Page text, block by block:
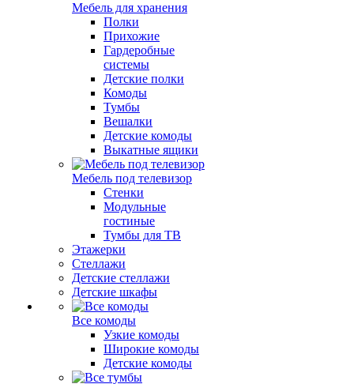
Мебель для хранения
Полки
Прихожие
Гардеробные
системы
Детские полки
Комоды
Тумбы
Вешалки
Детские комоды
Выкатные ящики
Мебель под телевизор
Стенки
Модульные
гостиные
Тумбы для ТВ
Этажерки
Стеллажи
Детские стеллажи
Детские шкафы
Все комоды
Узкие комоды
Широкие комоды
Детские комоды